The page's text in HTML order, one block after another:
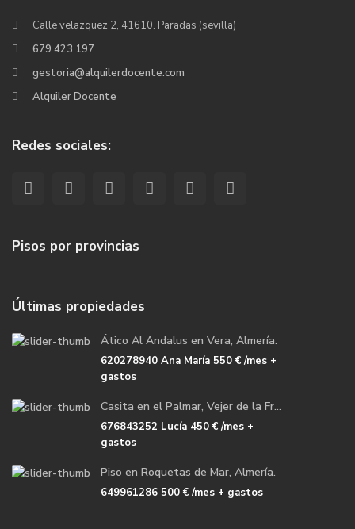
Calle velazquez 2, 41610. Paradas (sevilla)
679 423 197
gestoria@alquilerdocente.com
Alquiler Docente
Redes sociales:
Pisos por provincias
Últimas propiedades
Ático Al Andalus en Vera, Almería.
620278940 Ana María 550 €/mes +
gastos
Casita en el Palmar, Vejer de la Fr...
676843252 Lucía 450 €/mes +
gastos
Piso en Roquetas de Mar, Almería.
649961286 500 €/mes + gastos